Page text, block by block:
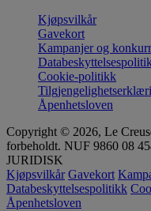
Kjøpsvilkår
Gavekort
Kampanjer og
Cookie-politikk
Åpenhetsloven
Copyright © 2026, Le
forbeholdt. NUF 9860 08
JURIDISK
Kjøpsvilkår Gavekort
Databeskyttelsespolitikk
Åpenhetsloven